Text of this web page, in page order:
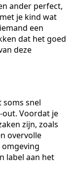
ander perfect,
je kind wat
een
dat het goed
deze
snel
out. Voordat je
zijn, zoals
overvolle
omgeving
label aan het